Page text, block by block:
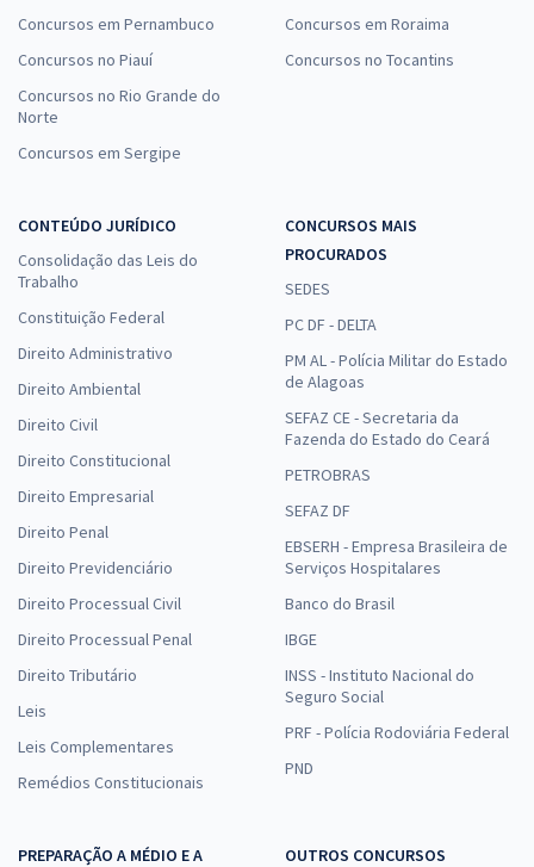
Concursos em Pernambuco
Concursos no Piauí
Concursos no Rio Grande do
Norte
Concursos em Sergipe
Concursos em Roraima
Concursos no Tocantins
CONTEÚDO JURÍDICO
Consolidação das Leis do
Trabalho
Constituição Federal
Direito Administrativo
Direito Ambiental
Direito Civil
Direito Constitucional
Direito Empresarial
Direito Penal
Direito Previdenciário
Direito Processual Civil
Direito Processual Penal
Direito Tributário
Leis
Leis Complementares
Remédios Constitucionais
CONCURSOS MAIS
PROCURADOS
SEDES
PC DF - DELTA
PM AL - Polícia Militar do Estado
de Alagoas
SEFAZ CE - Secretaria da
Fazenda do Estado do Ceará
PETROBRAS
SEFAZ DF
EBSERH - Empresa Brasileira de
Serviços Hospitalares
Banco do Brasil
IBGE
INSS - Instituto Nacional do
Seguro Social
PRF - Polícia Rodoviária Federal
PND
PREPARAÇÃO A MÉDIO E A
OUTROS CONCURSOS